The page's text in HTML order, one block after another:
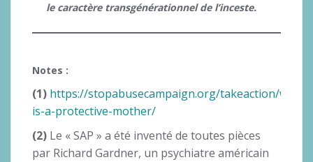
le caractère transgénérationnel de l’inceste.
Notes :
(1) https://stopabusecampaign.org/takeaction/what-
is-a-protective-mother/
(2) Le « SAP » a été inventé de toutes pièces
par Richard Gardner, un psychiatre américain